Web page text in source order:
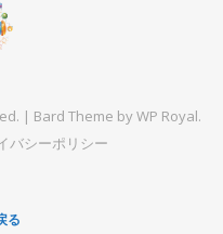
| Bard Theme byWP Royal.
バシーポリシー
る